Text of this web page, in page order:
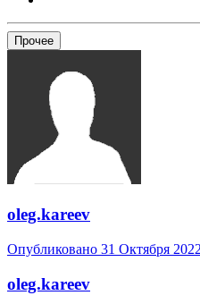
Прочее
oleg.kareev
Опубликовано 31 Октября 2022
oleg.kareev